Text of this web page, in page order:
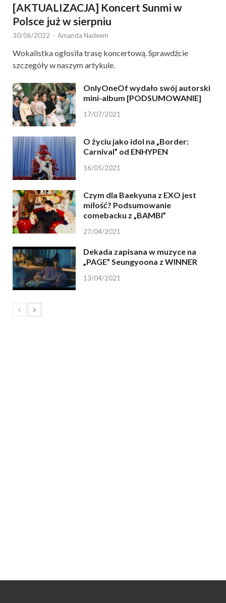
[AKTUALIZACJA] Koncert Sunmi w
Polsce już w sierpniu
30/06/2022 - Amanda Nadeem
Wokalistka ogłosiła trasę koncertową. Sprawdźcie
szczegóły w naszym artykule.
OnlyOneOf wydało swój autorski
mini-album [PODSUMOWANIE]
17/07/2021
O życiu jako idol na „Border:
Carnival” od ENHYPEN
16/05/2021
Czym dla Baekyuna z EXO jest
miłość? Podsumowanie
comebacku z „BAMBI”
27/04/2021
Dekada zapisana w muzyce na
„PAGE” Seungyoona z WINNER
13/04/2021